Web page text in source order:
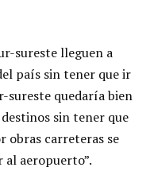
sureste lleguen a
país sin tener que ir
sureste quedaría bien
sin tener que
obras carreteras se
aeropuerto”.